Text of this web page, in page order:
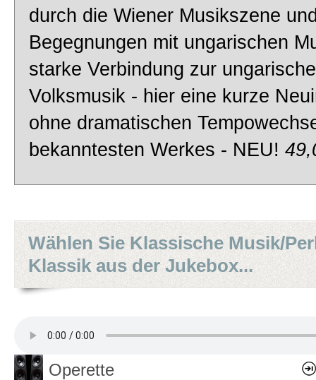
Login
Sitemap
Über uns
durch die Wiener Musikszene
Begegnungen mit ungarischen
starke Verbindung zur
Volksmusik - hier eine kurze
ohne dramatischen
bekanntesten Werkes - NEU!
Wählen Sie Klassische Musik/
Klassik aus der Jukebox...
Operette